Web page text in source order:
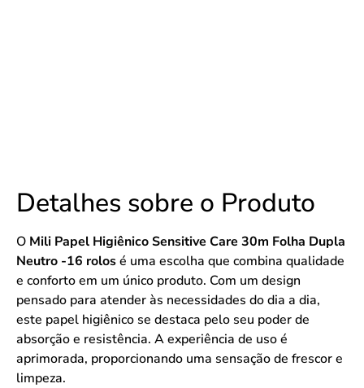
Detalhes sobre o Produto
O Mili Papel Higiênico Sensitive Care 30m Folha Dupla
Neutro -16 rolosé uma escolha que combina qualidade
e conforto em um único produto. Com um design
pensado para atender às necessidades do dia a dia,
este papel higiênico se destaca pelo seu poder de
absorção e resistência. A experiência de uso é
aprimorada, proporcionando uma sensação de frescor e
limpeza.